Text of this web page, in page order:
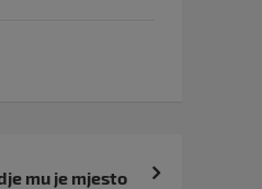
mu je mjesto